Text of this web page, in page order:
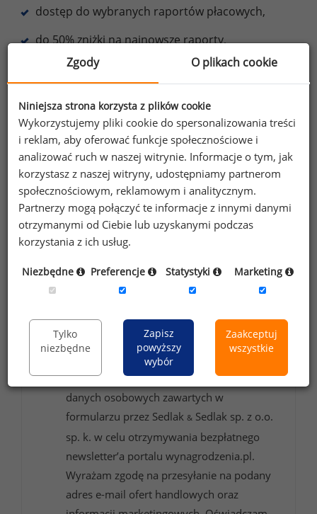
dostęp do wybranych raportów płacowych,
do 50% zniżki na najnowsze raporty,
e-booki o motywowaniu,
Dowiedz się więcej
Wybierz opcję dostosowana do Twoich
potrzeb!Przetestuj strefę premium.
Chcesz na bieżąco śledzić najnowsze informacje o
wynagrodzeniach?
Wyrażam zgodę na przetwarzanie moich
danych osobowych zawartych w
formularzu przez Sedlak & Sedlak sp. z o.o.
sp. k. w celu otrzymywania bezpłatnego
newsletter’a portalu wynagrodzenia.pl.
Wyrażam zgodę na przesyłanie na podany
adres e-mail ofert handlowych oraz
Zgody O plikach cookie
Niniejsza strona korzysta z plików cookie
Wykorzystujemy pliki cookie do spersonalizowania treści
i reklam, aby oferować funkcje społecznościowe i
analizować ruch w naszej witrynie. Informacje o tym, jak
korzystasz z naszej witryny, udostępniamy partnerom
społecznościowym, reklamowym i analitycznym.
Partnerzy mogą połączyć te informacje z innymi danymi
otrzymanymi od Ciebie lub uzyskanymi podczas
korzystania z ich usług.
Niezbędne Preferencje Statystyki Marketing
Tylko
niezbędne
Zapisz
powyższy
wybór
Zaakceptuj
wszystkie